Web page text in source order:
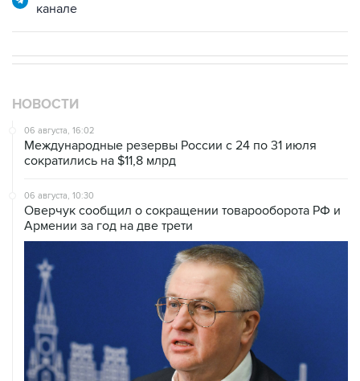
канале
НОВОСТИ
06 августа, 16:02
Международные резервы России с 24 по 31 июля
сократились на $11,8 млрд
06 августа, 10:30
Оверчук сообщил о сокращении товарооборота РФ и
Армении за год на две трети